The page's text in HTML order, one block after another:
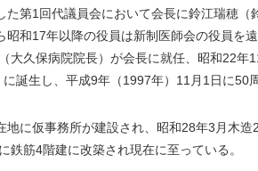
た第1回代議員会において会長に鈴江瑞穂
昭和17年以降の役員は新制医師会の役員を
大久保病院院長）が会長に就任、昭和22
誕生し、平成9年（1997年）11月1日に50
に仮事務所が建設され、昭和28年3月木
鉄筋4階建に改築され現在に至っている。